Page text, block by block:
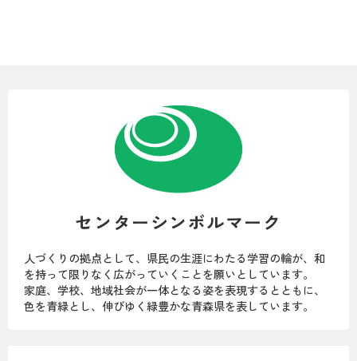
センターシンボルマーク
人づくりの拠点として、県民の生涯にわたる学習の輪が、和
を持って限りなく広がっていくことを願いとしています。
家庭、学校、地域社会が一体となる姿を表現するとともに、
色を青緑とし、伸びゆく緑豊かな青森県を表しています。